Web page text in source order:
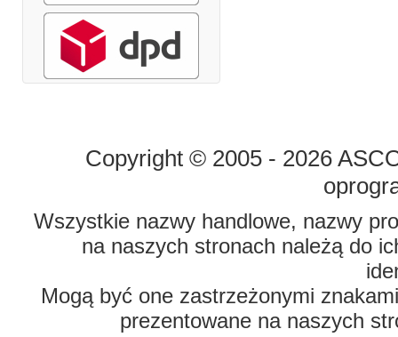
Copyright © 2005 - 2026
Wszystkie nazwy handlowe, nazwy
na naszych stronach należą do
Mogą być one zastrzeżonymi
prezentowane na naszych